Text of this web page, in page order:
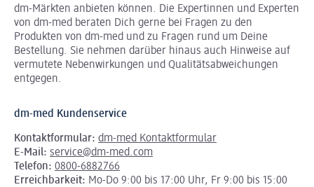
dm-Märkten anbieten können. Die Expertinnen und Experten
von dm-med beraten Dich gerne bei Fragen zu den
Produkten von dm-med und zu Fragen rund um Deine
Bestellung. Sie nehmen darüber hinaus auch Hinweise auf
vermutete Nebenwirkungen und Qualitätsabweichungen
entgegen.
dm-med Kundenservice
Kontaktformular: dm-med Kontaktformular
E-Mail: service@dm-med.com
Telefon: 0800-6882766
Erreichbarkeit: Mo-Do 9:00 bis 17:00 Uhr, Fr 9:00 bis 15:00